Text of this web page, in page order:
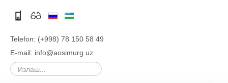
Telefon: (+998) 78 150 58 49
E-mail: info@aosimurg.uz
Излаш...